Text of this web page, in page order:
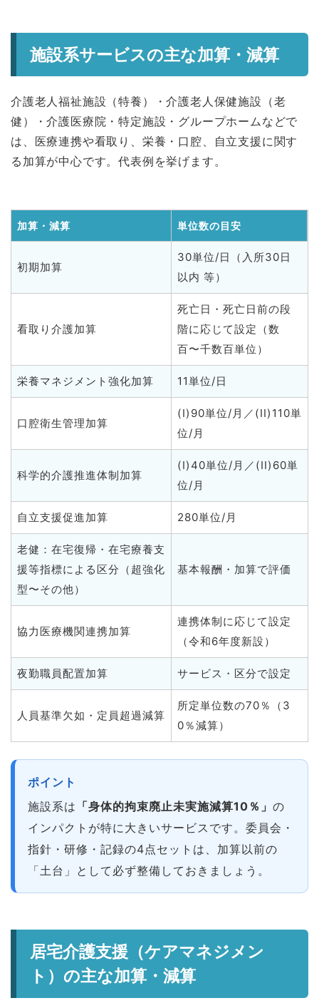
施設系サービスの主な加算・減算
介護老人福祉施設（特養）・介護老人保健施設（老
健）・介護医療院・特定施設・グループホームなどで
は、医療連携や看取り、栄養・口腔、自立支援に関す
る加算が中心です。代表例を挙げます。
加算・減算 単位数の目安
初期加算
30単位/日（入所30日
以内 等）
看取り介護加算
死亡日・死亡日前の段
階に応じて設定（数
百〜千数百単位）
栄養マネジメント強化加算 11単位/日
口腔衛生管理加算
(I)90単位/月／(II)110単
位/月
科学的介護推進体制加算
(I)40単位/月／(II)60単
位/月
自立支援促進加算 280単位/月
老健：在宅復帰・在宅療養支
援等指標による区分（超強化
型〜その他）
基本報酬・加算で評価
協力医療機関連携加算
連携体制に応じて設定
（令和6年度新設）
夜勤職員配置加算 サービス・区分で設定
人員基準欠如・定員超過減算
所定単位数の70％（3
0％減算）
ポイント
施設系は 「身体的拘束廃止未実施減算10％」 の
インパクトが特に大きいサービスです。委員会・
指針・研修・記録の4点セットは、加算以前の
「土台」として必ず整備しておきましょう。
居宅介護支援（ケアマネジメン
ト）の主な加算・減算